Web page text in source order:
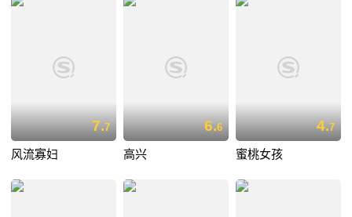
7.7
风流寡妇
6.6
高兴
4.7
蜜桃女孩